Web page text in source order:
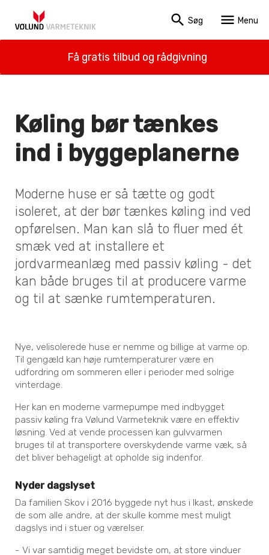
search Søg menu Menu
Få gratis tilbud og rådgivning
Køling bør tænkes
ind i byggeplanerne
Moderne huse er så tætte og godt
isoleret, at der bør tænkes køling ind ved
opførelsen. Man kan slå to fluer med ét
smæk ved at installere et
jordvarmeanlæg med passiv køling - det
kan både bruges til at producere varme
og til at sænke rumtemperaturen.
Nye, velisolerede huse er nemme og billige at varme op.
Til gengæld kan høje rumtemperaturer være en
udfordring om sommeren eller i perioder med solrige
vinterdage.
Her kan en moderne varmepumpe med indbygget
passiv køling fra Vølund Varmeteknik være en effektiv
løsning. Ved at vende processen kan gulvvarmen
bruges til at transportere overskydende varme væk, så
det bliver behageligt at opholde sig indenfor.
Nyder dagslyset
Da familien Skov i 2016 byggede nyt hus i Ikast, ønskede
de som alle andre, at der skulle komme mest muligt
dagslys ind i stuer og værelser.
- Vi var samtidig meget bevidste om, at store vinduer